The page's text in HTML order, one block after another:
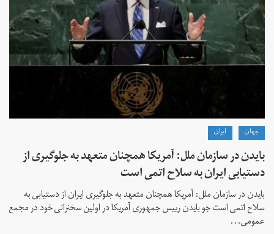
جهان ايران
بایدن در سازمان ملل: آمریکا همچنان متعهد به جلوگیری از
دستیابی ایران به سلاح اتمی است
بایدن در سازمان ملل: آمریکا همچنان متعهد به جلوگیری ایران از دستیابی به
سلاح اتمی است جو بایدن رییس جمهوری آمریکا در اولین سخنرانی خود در مجمع
عمومی...